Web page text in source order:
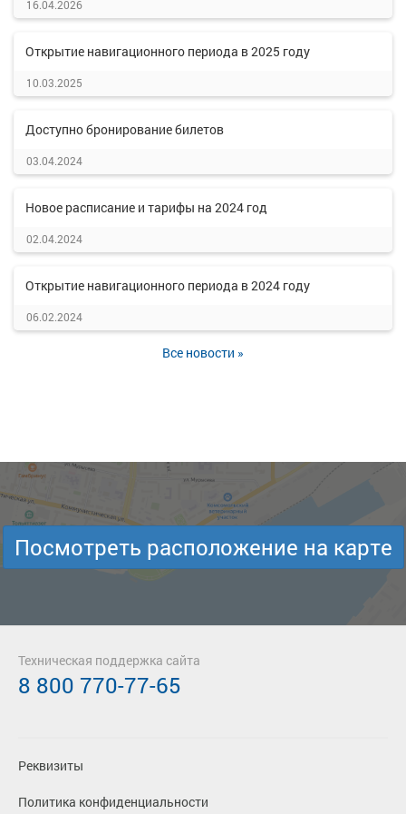
16.04.2026
Открытие навигационного периода в 2025 году
10.03.2025
Доступно бронирование билетов
03.04.2024
Новое расписание и тарифы на 2024 год
02.04.2024
Открытие навигационного периода в 2024 году
06.02.2024
Все новости »
Посмотреть расположение на карте
Реквизиты
Политика конфиденциальности
Техническая поддержка сайта
8 800 770-77-65